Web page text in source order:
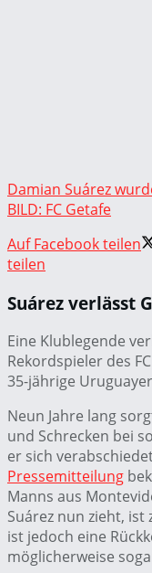
Damian Suárez
BILD: FC Getafe
Auf Facebook teilen
teilen
Suárez verlässt
Eine Klublegende
Rekordspieler des
35-jährige
Neun Jahre lang
und Schrecken bei
er sich
Pressemitteilung
Manns aus
Suárez nun zieht,
ist jedoch eine
möglicherweise